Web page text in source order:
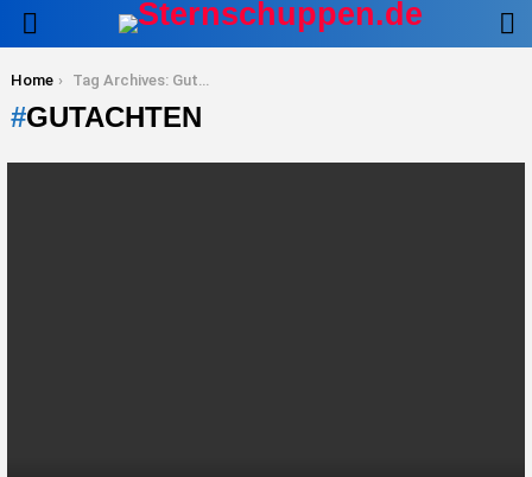
Menu
You are here:
Home Tag Archives: Gutachten
GUTACHTEN